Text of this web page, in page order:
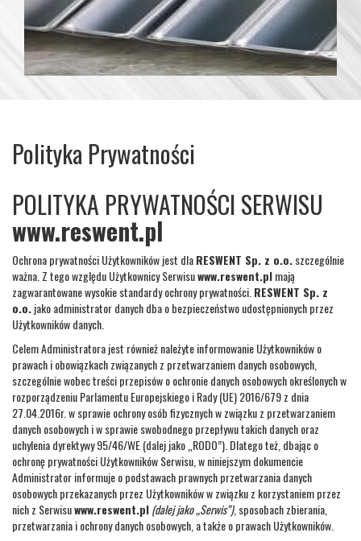
Polityka Prywatności
POLITYKA PRYWATNOŚCI SERWISU
www.reswent.pl
Ochrona prywatności Użytkowników jest dlaRESWENT Sp. z o.o.szczególnie
ważna. Z tego względu Użytkownicy Serwisuwww.reswent.plmają
zagwarantowane wysokie standardy ochrony prywatności. RESWENT Sp. z
o.o.jako administrator danych dba o bezpieczeństwo udostępnionych przez
Użytkowników danych.
Celem Administratora jest również należyte informowanie Użytkowników o
prawach i obowiązkach związanych z przetwarzaniem danych osobowych,
szczególnie wobec treści przepisów o ochronie danych osobowych określonych w
rozporządzeniu Parlamentu Europejskiego i Rady (UE) 2016/679 z dnia
27.04.2016r. w sprawie ochrony osób fizycznych w związku z przetwarzaniem
danych osobowych i w sprawie swobodnego przepływu takich danych oraz
uchylenia dyrektywy 95/46/WE (dalej jako „RODO”). Dlatego też, dbając o
ochronę prywatności Użytkowników Serwisu, w niniejszym dokumencie
Administrator informuje o podstawach prawnych przetwarzania danych
osobowych przekazanych przez Użytkowników w związku z korzystaniem przez
nich z Serwisuwww.reswent.pl(dalej jako „Serwis”), sposobach zbierania,
przetwarzania i ochrony danych osobowych, a także o prawach Użytkowników.